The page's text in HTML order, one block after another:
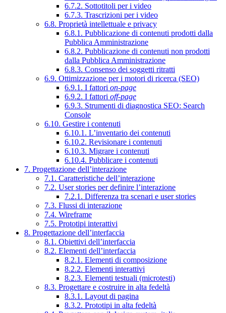
6.7.2. Sottotitoli per i video
6.7.3. Trascrizioni per i video
6.8. Proprietà intellettuale e privacy
6.8.1. Pubblicazione di contenuti prodotti dalla
Pubblica Amministrazione
6.8.2. Pubblicazione di contenuti non prodotti
dalla Pubblica Amministrazione
6.8.3. Consenso dei soggetti ritratti
6.9. Ottimizzazione per i motori di ricerca (SEO)
6.9.1. I fattori on-page
6.9.2. I fattori off-page
6.9.3. Strumenti di diagnostica SEO: Search
Console
6.10. Gestire i contenuti
6.10.1. L’inventario dei contenuti
6.10.2. Revisionare i contenuti
6.10.3. Migrare i contenuti
6.10.4. Pubblicare i contenuti
7. Progettazione dell’interazione
7.1. Caratteristiche dell’interazione
7.2. User stories per definire l’interazione
7.2.1. Differenza tra scenari e user stories
7.3. Flussi di interazione
7.4. Wireframe
7.5. Prototipi interattivi
8. Progettazione dell’interfaccia
8.1. Obiettivi dell’interfaccia
8.2. Elementi dell’interfaccia
8.2.1. Elementi di composizione
8.2.2. Elementi interattivi
8.2.3. Elementi testuali (microtesti)
8.3. Progettare e costruire in alta fedeltà
8.3.1. Layout di pagina
8.3.2. Prototipi in alta fedeltà